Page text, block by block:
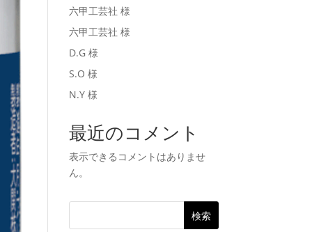
六甲工芸社 様
六甲工芸社 様
D.G 様
S.O 様
N.Y 様
最近のコメント
表示できるコメントはありませ
ん。